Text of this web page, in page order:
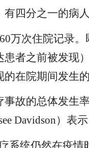
四分之一的病
万次住院记录
患者之前被发现
的在院期间发生
事故的总体发生
Davidson）表
系统仍然在疫